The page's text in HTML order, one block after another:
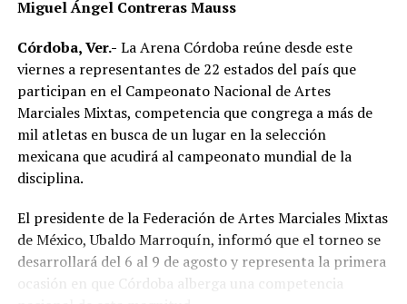
Miguel Ángel Contreras Mauss
Córdoba, Ver.- La Arena Córdoba reúne desde este
viernes a representantes de 22 estados del país que
participan en el Campeonato Nacional de Artes
Marciales Mixtas, competencia que congrega a más de
mil atletas en busca de un lugar en la selección
mexicana que acudirá al campeonato mundial de la
disciplina.
El presidente de la Federación de Artes Marciales Mixtas
de México, Ubaldo Marroquín, informó que el torneo se
desarrollará del 6 al 9 de agosto y representa la primera
ocasión en que Córdoba alberga una competencia